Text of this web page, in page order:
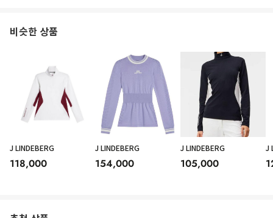
'Camren' stretch fabric top with crew neck, long sleeves.
Dimension
비슷한 상품
J LINDEBERG
118,000
J LINDEBERG
154,000
J LINDEBERG
105,000
J